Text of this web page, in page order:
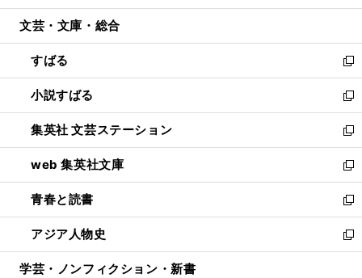
開
ウ
開
く
ン
ウ
で
開
く
ウ
ン
ド
ウ
で
開
く
文芸・文庫・総合
すばる
新
し
い
ウ
ィ
ン
ド
ウ
で
開
く
小説すばる
新
し
い
ウ
ィ
ン
ド
ウ
で
開
集英社 文芸ステーション
新
し
い
ウ
ィ
ン
ド
ウ
web 集英社文庫
新
し
い
ウ
ィ
ン
青春と読書
新
し
い
ウ
アジア人物史
新
し
学芸・ノンフィクション・新書